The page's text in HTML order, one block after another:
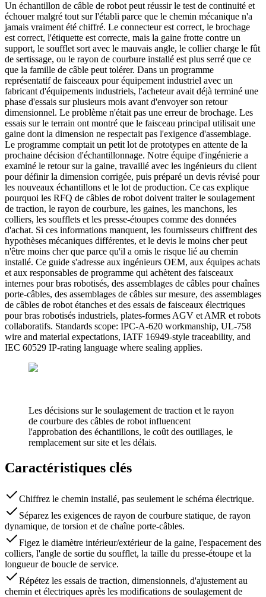
Un échantillon de câble de robot peut réussir le test de continuité et
échouer malgré tout sur l'établi parce que le chemin mécanique n'a
jamais vraiment été chiffré. Le connecteur est correct, le brochage
est correct, l'étiquette est correcte, mais la gaine frotte contre un
support, le soufflet sort avec le mauvais angle, le collier charge le fût
de sertissage, ou le rayon de courbure installé est plus serré que ce
que la famille de câble peut tolérer. Dans un programme
représentatif de faisceaux pour équipement industriel avec un
fabricant d'équipements industriels, l'acheteur avait déjà terminé une
phase d'essais sur plusieurs mois avant d'envoyer son retour
dimensionnel. Le problème n'était pas une erreur de brochage. Les
essais sur le terrain ont montré que le faisceau principal utilisait une
gaine dont la dimension ne respectait pas l'exigence d'assemblage.
Le programme comptait un petit lot de prototypes en attente de la
prochaine décision d'échantillonnage. Notre équipe d'ingénierie a
examiné le retour sur la gaine, travaillé avec les ingénieurs du client
pour définir la dimension corrigée, puis préparé un devis révisé pour
les nouveaux échantillons et le lot de production. Ce cas explique
pourquoi les RFQ de câbles de robot doivent traiter le soulagement
de traction, le rayon de courbure, les gaines, les manchons, les
colliers, les soufflets et les presse-étoupes comme des données
d'achat. Si ces informations manquent, les fournisseurs chiffrent des
hypothèses mécaniques différentes, et le devis le moins cher peut
n'être moins cher que parce qu'il a omis le risque lié au chemin
installé. Ce guide s'adresse aux ingénieurs OEM, aux équipes achats
et aux responsables de programme qui achètent des faisceaux
internes pour bras robotisés, des assemblages de câbles pour chaînes
porte-câbles, des assemblages de câbles sur mesure, des assemblages
de câbles de robot étanches et des essais de faisceaux électriques
pour bras robotisés industriels, plates-formes AGV et AMR et robots
collaboratifs. Standards scope: IPC-A-620 workmanship, UL-758
wire and material expectations, IATF 16949-style traceability, and
IEC 60529 IP-rating language where sealing applies.
Les décisions sur le soulagement de traction et le rayon
de courbure des câbles de robot influencent
l'approbation des échantillons, le coût des outillages, le
remplacement sur site et les délais.
Caractéristiques clés
Chiffrez le chemin installé, pas seulement le schéma électrique.
Séparez les exigences de rayon de courbure statique, de rayon
dynamique, de torsion et de chaîne porte-câbles.
Figez le diamètre intérieur/extérieur de la gaine, l'espacement des
colliers, l'angle de sortie du soufflet, la taille du presse-étoupe et la
longueur de boucle de service.
Répétez les essais de traction, dimensionnels, d'ajustement au
chemin et électriques après les modifications de soulagement de